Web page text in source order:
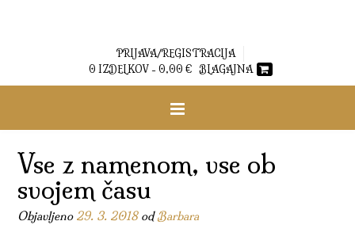
PRIJAVA/REGISTRACIJA
0 IZDELKOV - 0,00 € BLAGAJNA
Vse z namenom, vse ob
svojem času
Objavljeno 29. 3. 2018odBarbara